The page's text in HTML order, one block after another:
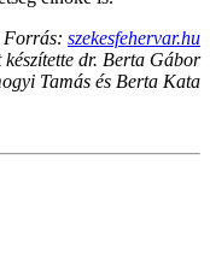
Forrás: szekesfehervar.hu
készítette dr. Berta Gábor
Tamás és Berta Kata